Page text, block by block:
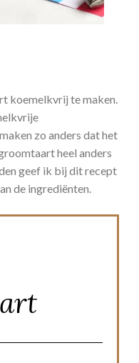
koemelkvrij te maken.
zo anders dat het
heel anders
geef ik bij dit recept
de ingrediënten.